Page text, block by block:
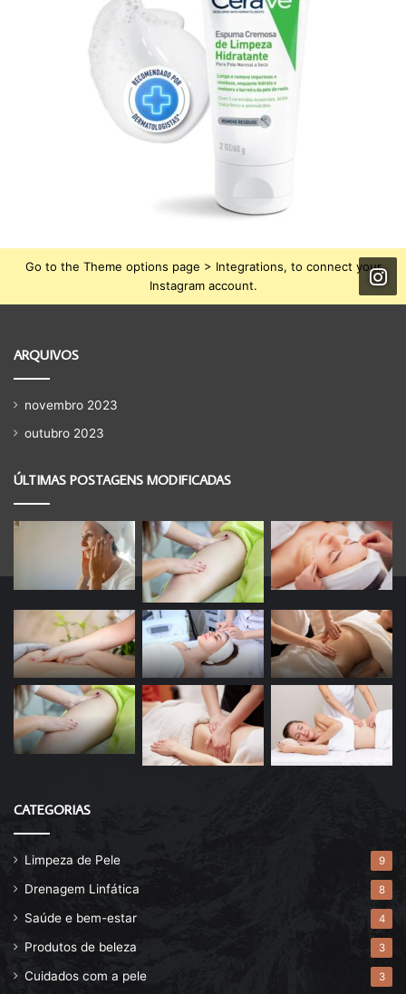
Go to the Theme options page > Integrations, to connect your
Instagram account.
ARQUIVOS
novembro 2023
outubro 2023
ÚLTIMAS POSTAGENS MODIFICADAS
CATEGORIAS
Limpeza de Pele 9
Drenagem Linfática 8
Saúde e bem-estar 4
Produtos de beleza 3
Cuidados com a pele 3